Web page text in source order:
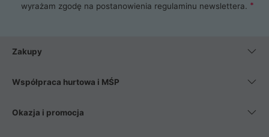
wyrażam zgodę na postanowienia regulaminu newslettera.
Zakupy
Współpraca hurtowa i MŚP
Okazja i promocja